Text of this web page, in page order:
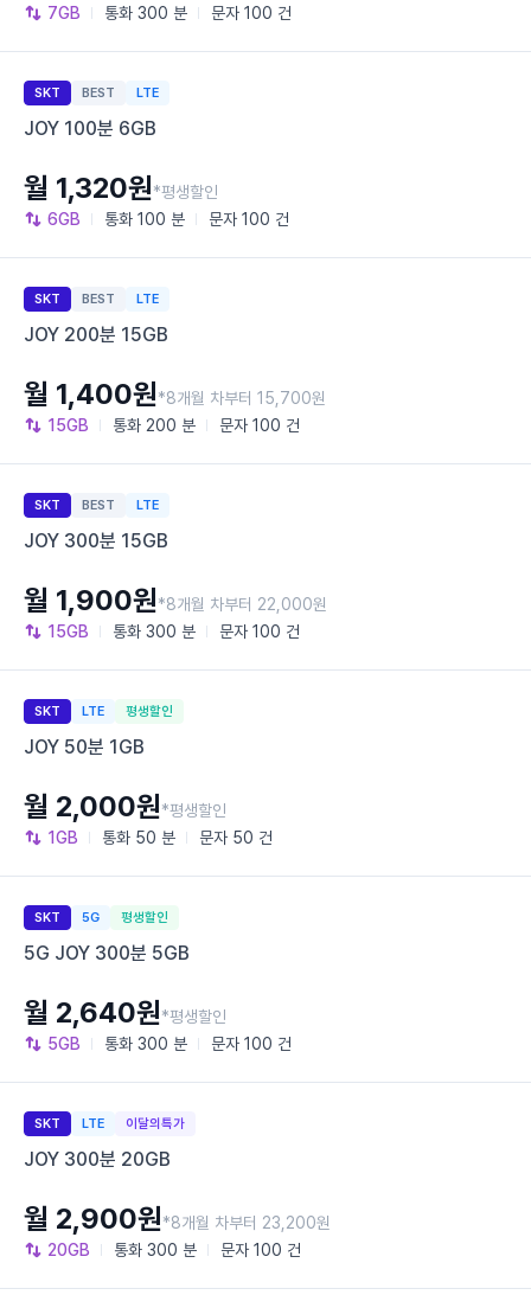
7GB 통화 300 분 문자 100 건
SKT BEST LTE
JOY 100분 6GB
6GB 통화 100 분 문자 100 건
월 1,320원*평생할인
SKT BEST LTE
JOY 200분 15GB
15GB 통화 200 분 문자 100 건
월 1,400원*8개월 차부터 15,700원
SKT BEST LTE
JOY 300분 15GB
15GB 통화 300 분 문자 100 건
월 1,900원*8개월 차부터 22,000원
SKT LTE 평생할인
JOY 50분 1GB
1GB 통화 50 분 문자 50 건
월 2,000원*평생할인
SKT 5G 평생할인
5G JOY 300분 5GB
5GB 통화 300 분 문자 100 건
월 2,640원*평생할인
SKT LTE 이달의특가
JOY 300분 20GB
20GB 통화 300 분 문자 100 건
월 2,900원*8개월 차부터 23,200원